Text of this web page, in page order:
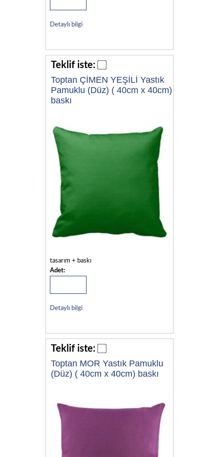
Detaylı bilgi
Teklif iste:
Toptan ÇİMEN YEŞİLİ Yastık
Pamuklu (Düz) ( 40cm x 40cm)
baskı
tasarım + baskı
Adet:
Detaylı bilgi
Teklif iste:
Toptan MOR Yastık Pamuklu
(Düz) ( 40cm x 40cm) baskı